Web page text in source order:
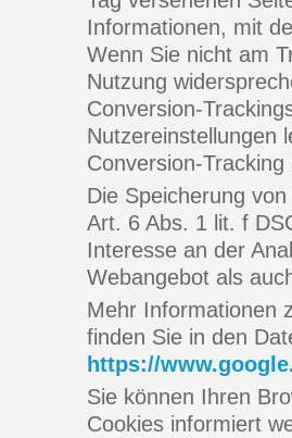
Informationen, mit
Wenn Sie nicht am
Nutzung
Conversion-
Nutzereinstellungen
Conversion-
Die Speicherung
Art. 6 Abs. 1 lit. f
Interesse an der
Webangebot als
Mehr Informationen
finden Sie in den
https://
Sie können Ihren
Cookies informiert